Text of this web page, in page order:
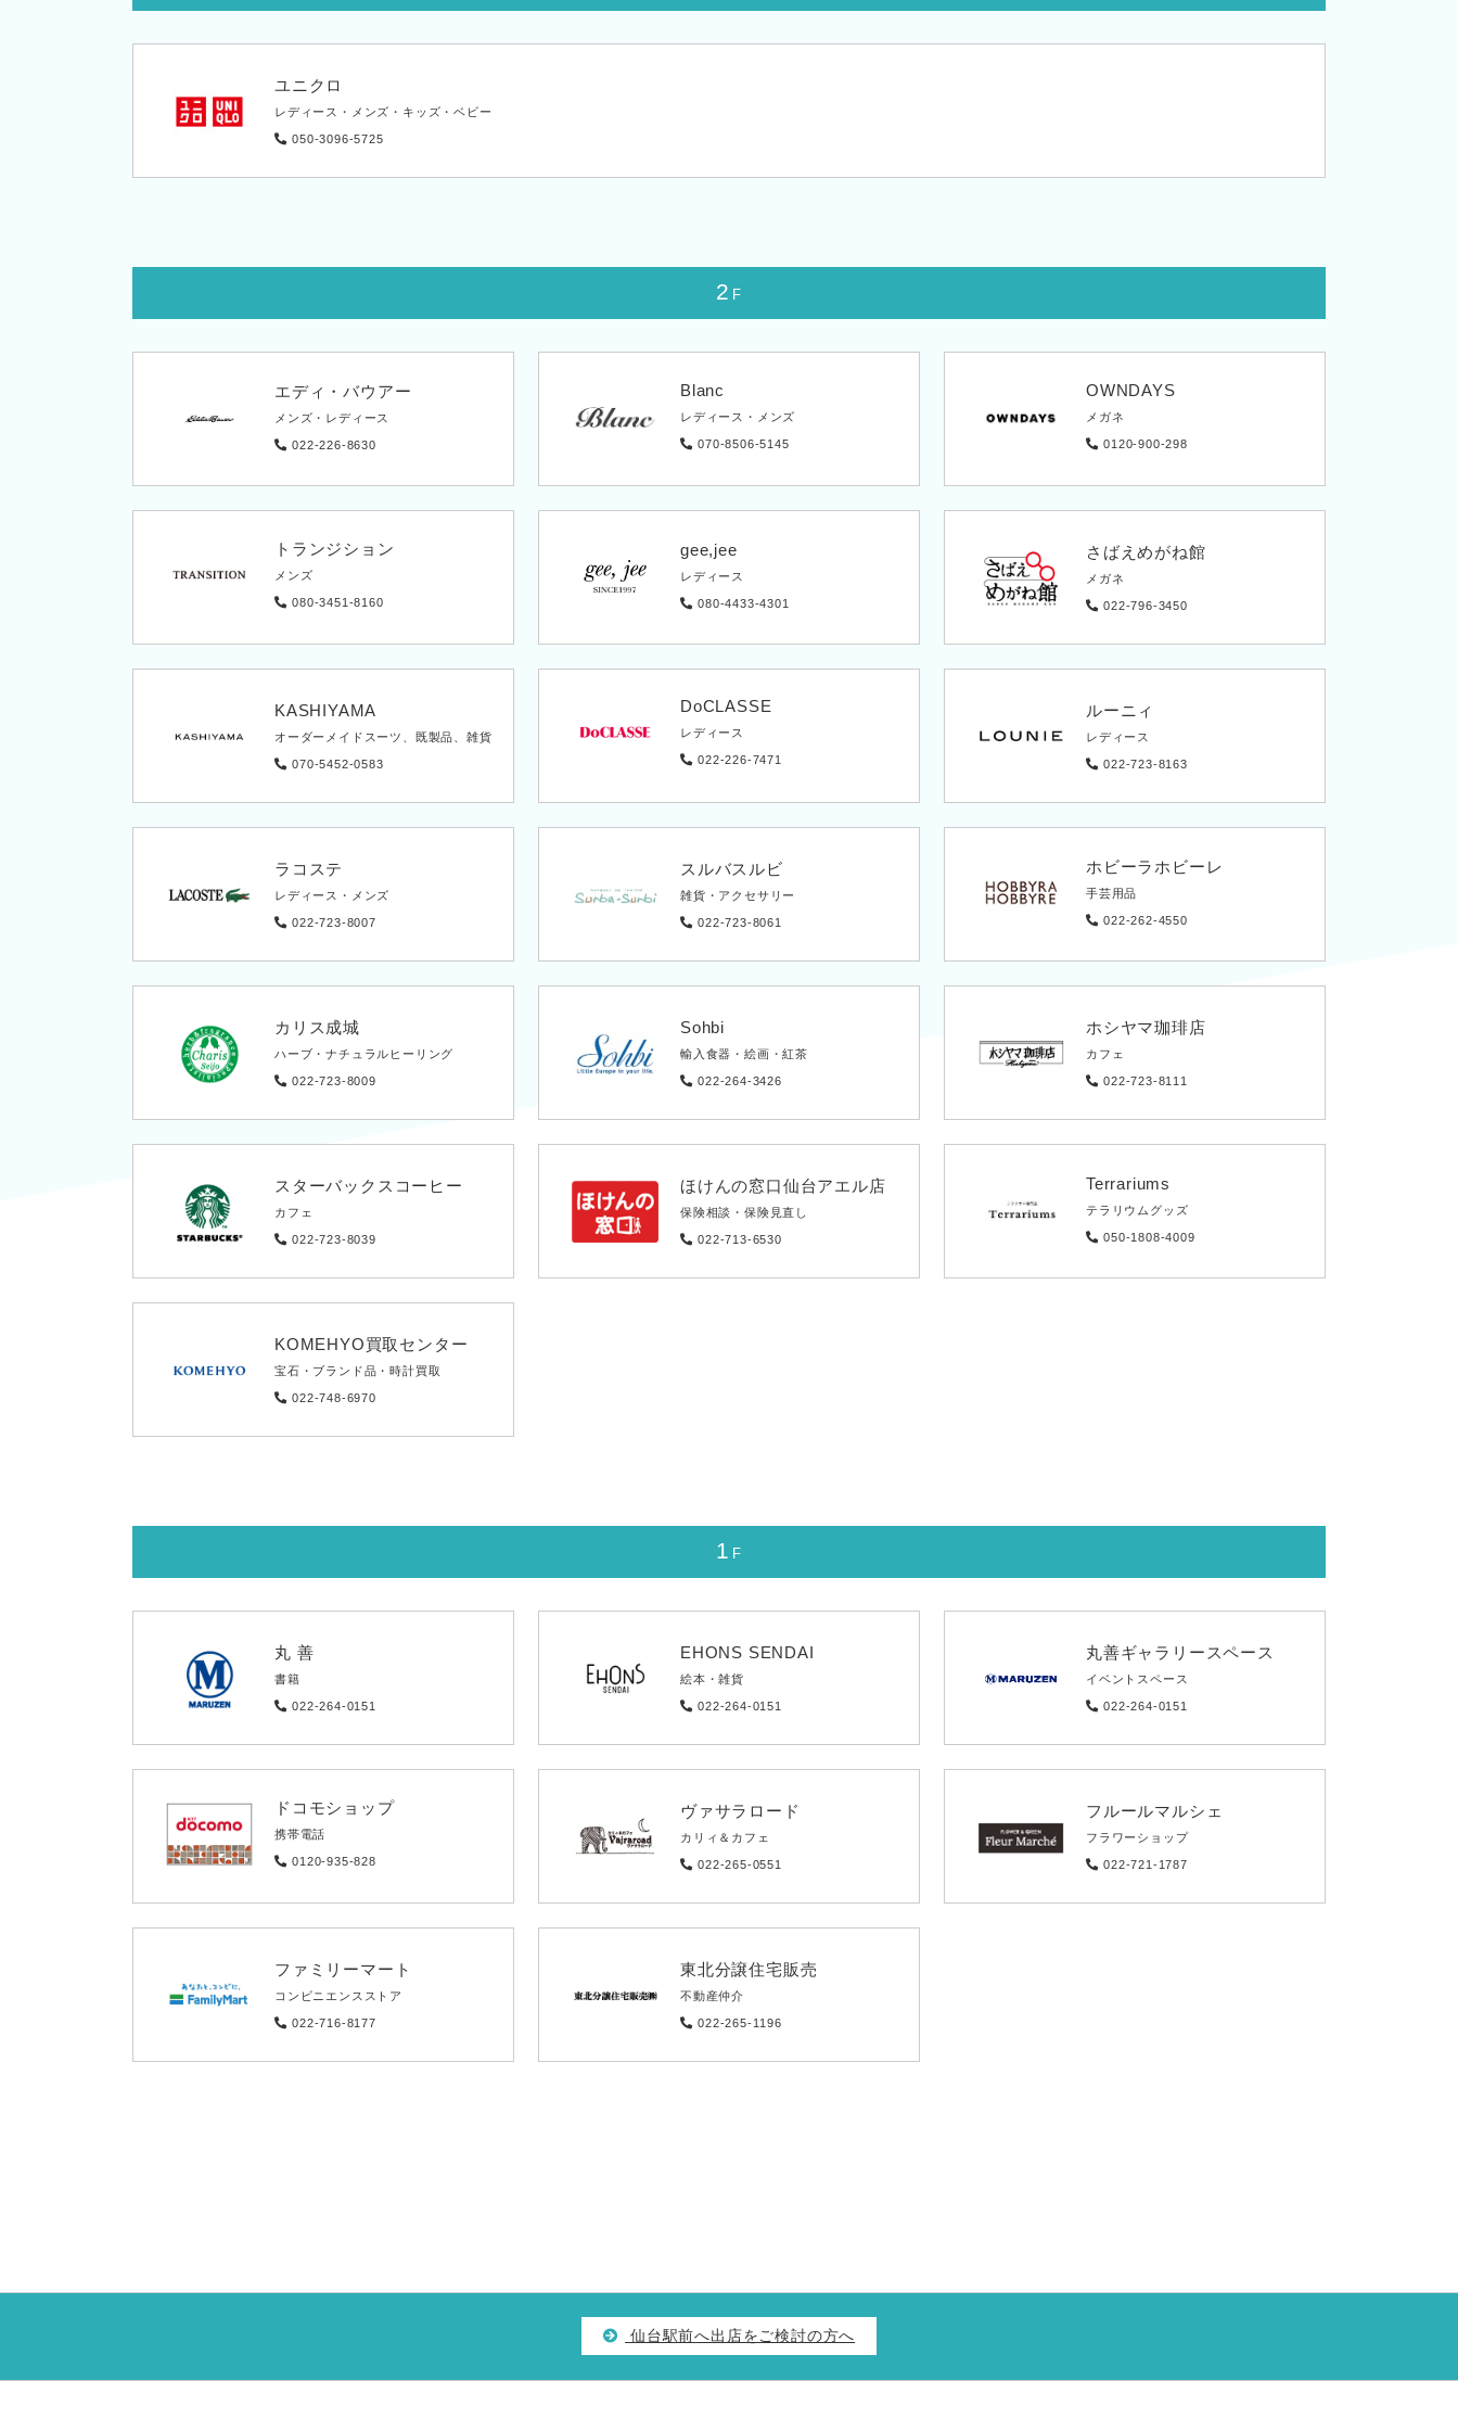
ユニクロ
レディース・メンズ・キッズ・ベビー
050-3096-5725
2 F
エディ・バウアー
メンズ・レディース
022-226-8630
Blanc
レディース・メンズ
070-8506-5145
OWNDAYS
メガネ
0120-900-298
トランジション
メンズ
080-3451-8160
gee,jee
レディース
080-4433-4301
さばえめがね館
メガネ
022-796-3450
KASHIYAMA
オーダーメイドスーツ、既製品、雑貨
070-5452-0583
DoCLASSE
レディース
022-226-7471
ルーニィ
レディース
022-723-8163
ラコステ
レディース・メンズ
022-723-8007
スルバスルビ
雑貨・アクセサリー
022-723-8061
ホビーラホビーレ
手芸用品
022-262-4550
カリス成城
ハーブ・ナチュラルヒーリング
022-723-8009
Sohbi
輸入食器・絵画・紅茶
022-264-3426
ホシヤマ珈琲店
カフェ
022-723-8111
スターバックスコーヒー
カフェ
022-723-8039
ほけんの窓口仙台アエル店
保険相談・保険見直し
022-713-6530
Terrariums
テラリウムグッズ
050-1808-4009
KOMEHYO買取センター
宝石・ブランド品・時計買取
022-748-6970
1 F
丸 善
書籍
022-264-0151
EHONS SENDAI
絵本・雑貨
022-264-0151
丸善ギャラリースペース
イベントスペース
022-264-0151
ドコモショップ
携帯電話
0120-935-828
ヴァサラロード
カリィ＆カフェ
022-265-0551
フルールマルシェ
フラワーショップ
022-721-1787
ファミリーマート
コンビニエンスストア
022-716-8177
東北分譲住宅販売
不動産仲介
022-265-1196
仙台駅前へ出店をご検討の方へ